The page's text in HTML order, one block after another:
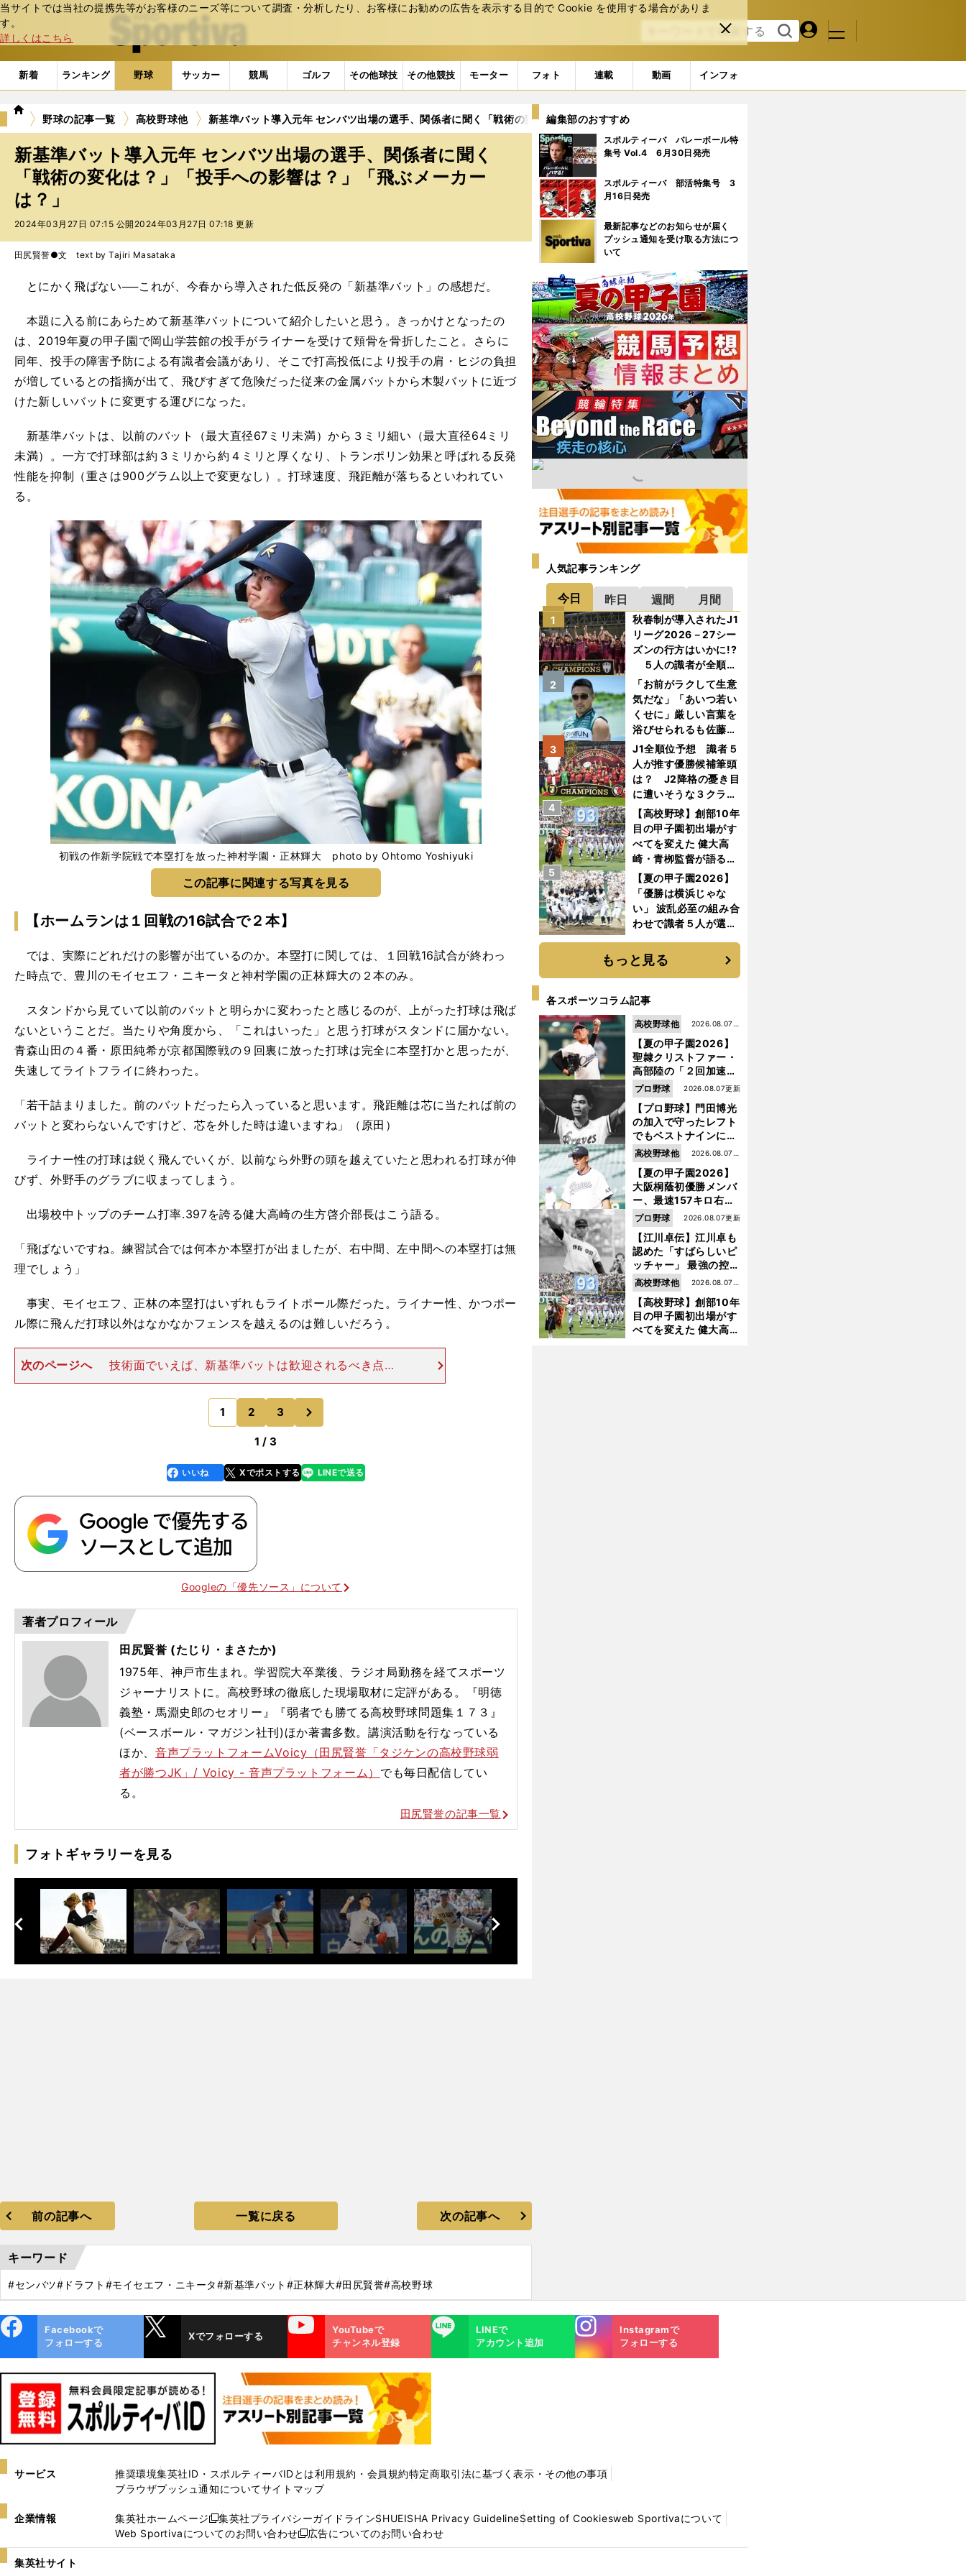
当サイトでは当社の提携先等がお客様のニーズ等について調査・分析したり、お客様にお勧めの広告を表⽰する⽬的で Cookie を使⽤する場合がありま
す。
詳しくはこちら
閉じ
る
web Sportiva (webスポルティーバ)
検索
る
マイペ
ジ
メニュ
新着 ランキング 野球 サッカー 競馬 ゴルフ その他球技 その他競技 モーター フォト 連載 動画 インフォ
we
ス
ポ
ィ
ー
野球の記事一覧 高校野球他 新基準バット導入元年 センバツ出場の選手、関係者に聞く「戦術の変化は？」「投手への影響は？」「飛ぶメーカーは？」
新基準バット導入元年 センバツ出場の選手、関係者に聞く
「戦術の変化は？」「投手への影響は？」「飛ぶメーカー
は？」
2024年03月27日 07:15 公開 2024年03月27日 07:18 更新
田尻賢誉●文 text by Tajiri Masataka
とにかく飛ばない──これが、今春から導入された低反発の「新基準バット」の感想だ。
本題に入る前にあらためて新基準バットについて紹介したいと思う。きっかけとなったの
は、2019年夏の甲子園で岡山学芸館の投手がライナーを受けて頬骨を骨折したこと。さらに
同年、投手の障害予防による有識者会議があり、そこで打高投低により投手の肩・ヒジの負担
が増しているとの指摘が出て、飛びすぎて危険だった従来の金属バットから木製バットに近づ
けた新しいバットに変更する運びになった。
新基準バットは、以前のバット（最大直径67ミリ未満）から３ミリ細い（最大直径64ミリ
未満）。一方で打球部は約３ミリから約４ミリと厚くなり、トランポリン効果と呼ばれる反発
性能を抑制（重さは900グラム以上で変更なし）。打球速度、飛距離が落ちるといわれてい
る。
初戦の作新学院戦で本塁打を放った神村学園・正林輝大 photo by Ohtomo Yoshiyuki
この記事に関連する写真を見る
【ホームランは１回戦の16試合で２本】
では、実際にどれだけの影響が出ているのか。本塁打に関しては、１回戦16試合が終わっ
た時点で、豊川のモイセエフ・ニキータと神村学園の正林輝大の２本のみ。
スタンドから見ていて以前のバットと明らかに変わったと感じるのが、上がった打球は飛ば
ないということだ。当たりや角度から、「これはいった」と思う打球がスタンドに届かない。
青森山田の４番・原田純希が京都国際戦の９回裏に放った打球は完全に本塁打かと思ったが、
失速してライトフライに終わった。
「若干詰まりました。前のバットだったら入っていると思います。飛距離は芯に当たれば前の
バットと変わらないんですけど、芯を外した時は違いますね」（原田）
ライナー性の打球は鋭く飛んでいくが、以前なら外野の頭を越えていたと思われる打球が伸
びず、外野手のグラブに収まってしまう。
出場校中トップのチーム打率.397を誇る健大高崎の生方啓介部長はこう語る。
「飛ばないですね。練習試合では何本か本塁打が出ましたが、右中間、左中間への本塁打は無
理でしょう」
事実、モイセエフ、正林の本塁打はいずれもライトポール際だった。ライナー性、かつポー
ル際に飛んだ打球以外はなかなかフェンスを越えるのは難しいだろう。
次のページへ
技術面でいえば、新基準バットは歓迎されるべき点が
ある。 一番は本塁打を誰もが打てる状況ではなくなったこと。芯の広
いこれまでのバットだと、力のない打者や技術のない打者であっても、
いい角度で上がれば風に
1 2 3
1 / 3
faceboo
k
いいね Xでポストする
line LINEで送る
Googleの「優先ソース」について
著者プロフィール
田尻賢誉 (たじり・まさたか)
1975年、神戸市生まれ。学習院大卒業後、ラジオ局勤務を経てスポーツ
ジャーナリストに。高校野球の徹底した現場取材に定評がある。『明徳
義塾・馬淵史郎のセオリー』『弱者でも勝てる高校野球問題集１７３』
(ベースボール・マガジン社刊)ほか著書多数。講演活動を行なっている
ほか、 音声プラットフォームVoicy（田尻賢誉「タジケンの高校野球弱
者が勝つJK」/ Voicy - 音声プラットフォーム） でも毎日配信してい
る。
田尻賢誉の記事一覧
フォトギャラリーを見る
次
前
へ
・こ」
前の記事へ 一覧に戻る 次の記事へ
キーワード
#センバツ#ドラフト #モイセエフ・ニキータ#新基準バット #正林輝大#田尻賢誉#高校野球
編集部のおすすめ
スポルティーバ バレーボール特
集号 Vol.4 6月30日発売
スポルティーバ 部活特集号 3
月16日発売
最新記事などのお知らせが届く
プッシュ通知を受け取る方法につ
いて
人気記事ランキング
今日 昨日 週間 月間
秋春制が導入されたJ1
リーグ2026－27シー
ズンの行方はいかに!?
５人の識者が全順位
を大胆予想
1
「お前がラクして生意
気だな」「あいつ若い
くせに」厳しい言葉を
浴びせられるも佐藤慎
太郎が貫いた誇りとフ
ァンへの思い
2
J1全順位予想 識者５
人が推す優勝候補筆頭
は？ J2降格の憂き目
に遭いそうな３クラブ
とは？
3
【高校野球】創部10年
目の甲子園初出場がす
べてを変えた 健大高
崎・青栁監督が語る
「機動破壊」はこうし
て生まれた
4
【夏の甲子園2026】
「優勝は横浜じゃな
い」 波乱必至の組み合
わせで識者５人が選ん
5
もっと見る
各スポーツコラム記事
【夏の甲子園2026】
聖隷クリストファー・
高部陸の「２回加速す
る」規格外のストレー
ト それでもプロではな
く大学進学を選ぶ理由
2026.08.07更
高校野球他
【プロ野球】門田博光
の加入で守ったレフト
でもベストナインに輝
いた石嶺和彦 「サッ
サ」という愛称は松永
浩美がきっかけ？
2026.08.07更新
プロ野球
【夏の甲子園2026】
大阪桐蔭初優勝メンバ
ー、最速157キロ右
腕、平成初完封＆初本
塁打... 指揮官たちの知
られざる現役時代
2026.08.07更
高校野球他
【江川卓伝】江川卓も
認めた「すばらしいピ
ッチャー」 最強の控え
投手・大橋康延はいか
にして高校３年間を過
ごしたのか
2026.08.07更新
プロ野球
【高校野球】創部10年
目の甲子園初出場がす
べてを変えた 健大高
2026.08.07更
新
高校野球他
ok
Facebookで
フォローする
Xでフォローする
YouTube
YouTubeで
チャンネル登録
LINE
LINEで
アカウント追加
Instagra
m
Instagramで
フォローする
サービス 推奨環境集英社ID・スポルティーバIDとは利用規約・会員規約特定商取引法に基づく表示・その他の事項
ブラウザプッシュ通知についてサイトマップ
企業情報 集英社ホームページ
新
し
い
集英社プライバシーガイドラインSHUEISHA Privacy GuidelineSetting of Cookiesweb Sportivaについて
Web Sportivaについてのお問い合わせ
新
し
広告についてのお問い合わせ
集英社サイト